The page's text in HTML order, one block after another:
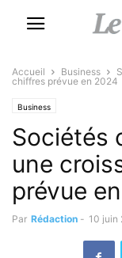
Accueil Business
chiffres prévue en 2024
Business
Sociétés
une
prévue
Par Rédaction - 10 juin